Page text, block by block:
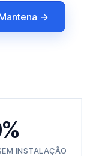
→
INSTALAÇÃO